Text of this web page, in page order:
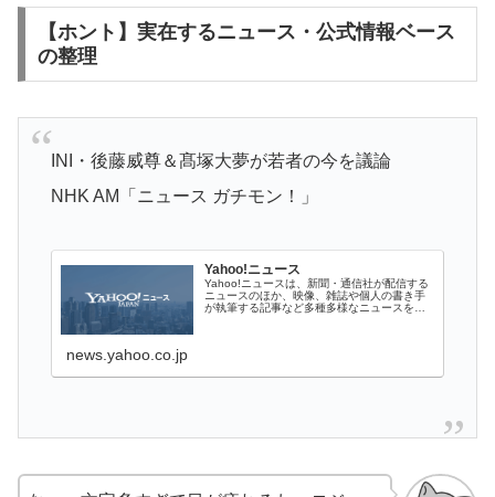
【ホント】実在するニュース・公式情報ベース
の整理
INI・後藤威尊＆髙塚大夢が若者の今を議論
NHK AM「ニュース ガチモン！」
Yahoo!ニュース
Yahoo!ニュースは、新聞・通信社が配信する
ニュースのほか、映像、雑誌や個人の書き手
が執筆する記事など多種多様なニュースを掲
news.yahoo.co.jp